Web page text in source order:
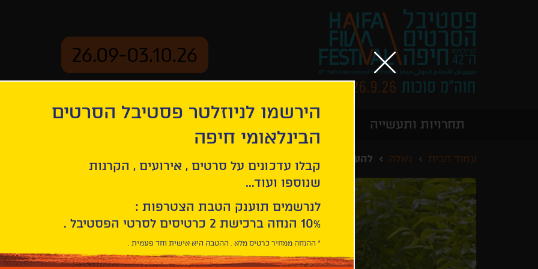
26.09-03.10.26
תחרויות ותעשייה
עמוד הבית גאלה להעיר את המלכה
הירשמו לניוזלטר פסטיבל הסרטים
הבינלאומי חיפה
קבלו עדכונים על סרטים , אירועים , הקרנות
שנוספו ועוד...
לנרשמים תוענק הטבת הצטרפות :
10% הנחה ברכישת 2 כרטיסים לסרטי הפסטיבל .
* ההנחה ממחיר כרטיס מלא . ההטבה היא אישית וחד פעמית .